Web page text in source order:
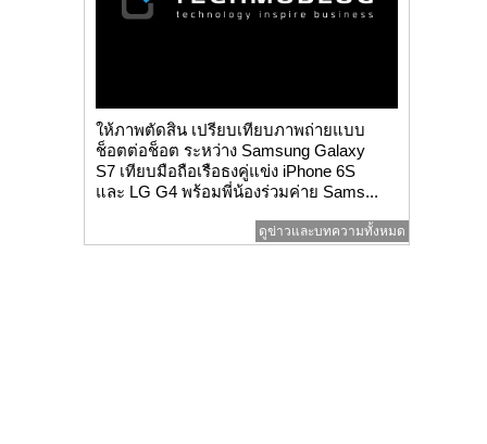
ให้ภาพตัดสิน เปรียบเทียบภาพถ่ายแบบ
ช็อตต่อช็อต ระหว่าง Samsung Galaxy
S7 เทียบมือถือเรือธงคู่แข่ง iPhone 6S
และ LG G4 พร้อมพี่น้องร่วมค่าย Sams...
ดูข่าวและบทความทั้งหมด